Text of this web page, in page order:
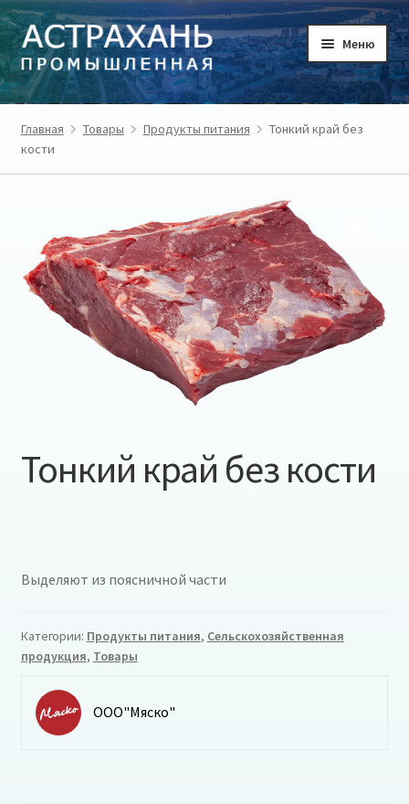
Перейти
к
навигации
Перейти
к
содержимому
Меню
ГЛАВНАЯ
ТОВАРЫ
РЕГИОН
О ПРОЕКТЕ
ЛИЧНЫЙ КАБИНЕТ
Главная Товары Продукты питания
Тонкий край без
кости
Тонкий край без кости
Выделяют из поясничной части
Категории: Продукты питания, Сельскохозяйственная
продукция, Товары
ООО"Мяско"